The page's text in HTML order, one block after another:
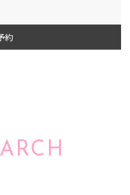
約